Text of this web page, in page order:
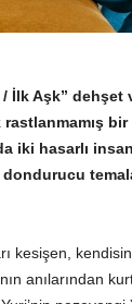
İlk Aşk” dehşet
bir
iki hasarlı
kesişen,
anılarından